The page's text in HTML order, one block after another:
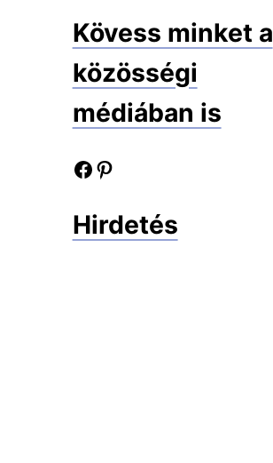
Kövess minket a
közösségi
médiában is
Facebook oldalunk Pinterest oldalunk
Hirdetés